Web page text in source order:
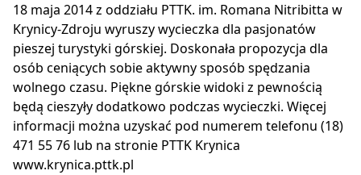
18 maja 2014 z oddziału PTTK. im. Romana Nitribitta w
Krynicy-Zdroju wyruszy wycieczka dla pasjonatów
pieszej turystyki górskiej. Doskonała propozycja dla
osób ceniących sobie aktywny sposób spędzania
wolnego czasu. Piękne górskie widoki z pewnością
będą cieszyły dodatkowo podczas wycieczki. Więcej
informacji można uzyskać pod numerem telefonu (18)
471 55 76 lub na stronie PTTK Krynica
www.krynica.pttk.pl